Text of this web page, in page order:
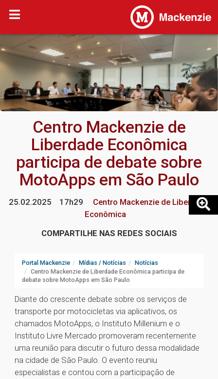
Centro Mackenzie de
Liberdade Econômica
participa de debate sobre
MotoApps em São Paulo
25.02.2025 17h29
Centro Mackenzie de Liberdade
Econômica
COMPARTILHE NAS REDES SOCIAIS
Portal Mackenzie Mídias / Notícias
Notícias
Centro Mackenzie de Liberdade Econômica participa de
debate sobre MotoApps em São Paulo
Diante do crescente debate sobre os serviços de
transporte por motocicletas via aplicativos, os
chamados MotoApps, o Instituto Millenium e o
Instituto Livre Mercado promoveram recentemente
uma reunião para discutir o futuro dessa modalidade
na cidade de São Paulo. O evento reuniu
especialistas e contou com a participação de